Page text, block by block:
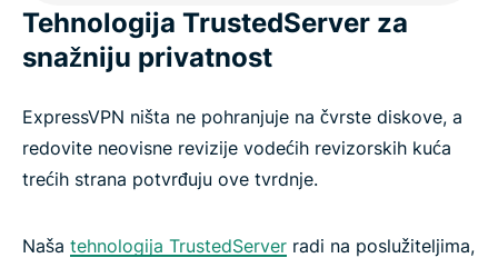
Tehnologija TrustedServer za
snažniju privatnost
ExpressVPN ništa ne pohranjuje na čvrste diskove, a
redovite neovisne revizije vodećih revizorskih kuća
trećih strana potvrđuju ove tvrdnje.
Naša tehnologija TrustedServer radi na poslužiteljima,